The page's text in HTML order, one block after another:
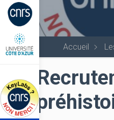
Accueil